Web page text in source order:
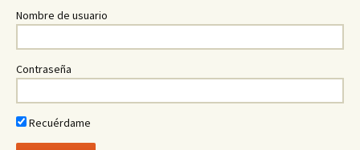
Nombre de usuario
Contraseña
Recuérdame